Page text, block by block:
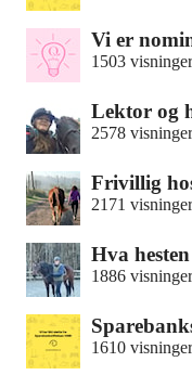
Vi er
1503 visninger
Lektor og
2578 visninger
Frivillig
2171 visninger
Hva
1886 visninger
1610 visninger